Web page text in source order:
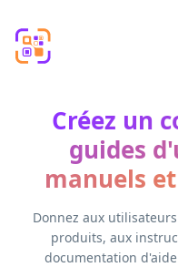
Créez un
guides
manuels
Donnez aux
produits, aux
documentation